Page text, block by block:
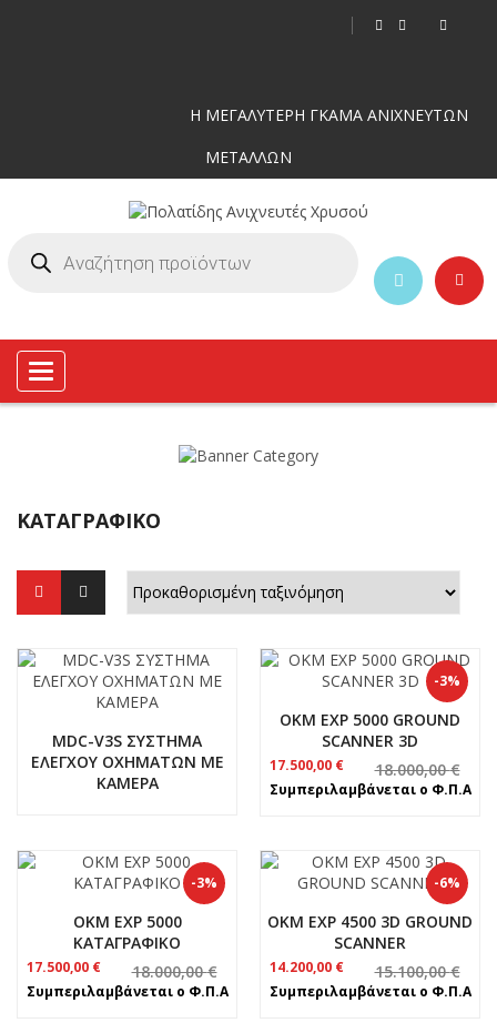
Η ΜΕΓΑΛΥΤΕΡΗ ΓΚΑΜΑ ΑΝΙΧΝΕΥΤΩΝ
ΜΕΤΑΛΛΩΝ
Toggle
navigation
ΚΑΤΑΓΡΑΦΙΚΌ
MDC-V3S ΣΥΣΤΗΜΑ
ΕΛΕΓΧΟΥ ΟΧΗΜΑΤΩΝ ΜΕ
ΚΑΜΕΡΑ
-3%
OKM EXP 5000 GROUND
SCANNER 3D
18.000,00€
Original
price
was:
17.500,00 €
τρέχουσα
τιμή
Συμπεριλαμβάνεται ο Φ.Π.Α
-3%
OKM EXP 5000
ΚΑΤΑΓΡΑΦΙΚΟ
18.000,00€
Original
price
was:
17.500,00 €
τρέχουσα
τιμή
Συμπεριλαμβάνεται ο Φ.Π.Α
-6%
OKM EXP 4500 3D GROUND
SCANNER
15.100,00€
Original
price
was:
14.200,00 €
τρέχουσα
τιμή
Συμπεριλαμβάνεται ο Φ.Π.Α